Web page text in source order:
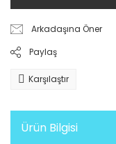
Arkadaşına Öner
Paylaş
Karşılaştır
Ürün Bilgisi